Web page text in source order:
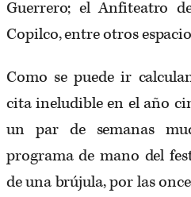
Guerrero; el Anfiteatro
Copilco, entre otros
Como se puede ir
cita ineludible en el año
un par de semanas
programa de mano del
de una brújula, por las